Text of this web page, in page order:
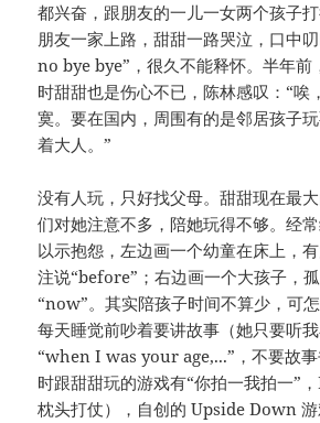
都兴奋，跟朋友的一儿一女两个孩子
朋友一家上路，甜甜一路哭泣，口中
no bye bye”，很久不能释怀。半年前
时甜甜也是伤心不已，陈林感叹：“唉
寞。要在国内，周围有的是邻居孩子
着大人。”
没有人玩，只好找父母。甜甜现在最
们对她注意不多，陪她玩得不够。经
以示抱怨，左边画一个幼童在床上，
注说“before”；右边画一个大孩子，
“now”。其实陪孩子时间不算少，可
每天睡觉前吵着要讲故事（她只要听
“when I was your age,...”，不要故
时跟甜甜玩的游戏有“你拍一我拍一”
枕头打仗），自创的 Upside Down